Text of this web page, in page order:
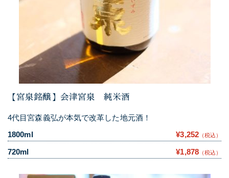
【宮泉銘醸】会津宮泉 純米酒
4代目宮森義弘が本気で改革した地元酒！
1800ml
¥3,252 （税込）
720ml ¥1,878 （税込）